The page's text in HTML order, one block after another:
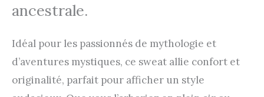
ancestrale.
Idéal pour les passionnés de mythologie et
d’aventures mystiques, ce sweat allie confort et
originalité, parfait pour afficher un style